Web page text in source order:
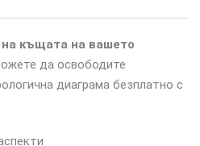
къщата на вашето
да освободите
диаграма безплатно с